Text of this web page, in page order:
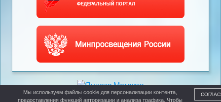
Мы используем файлы cookie для персонализации контента,
предоставления функций авторизации и анализа трафика. Чтобы